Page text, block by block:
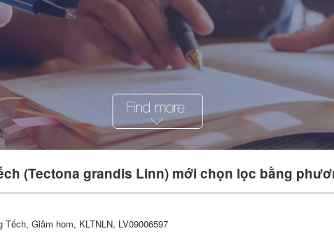
(Tectona grandis Linn) mới chọn lọc bằng
Tếch, Giâm hom, KLTNLN, LV09006597